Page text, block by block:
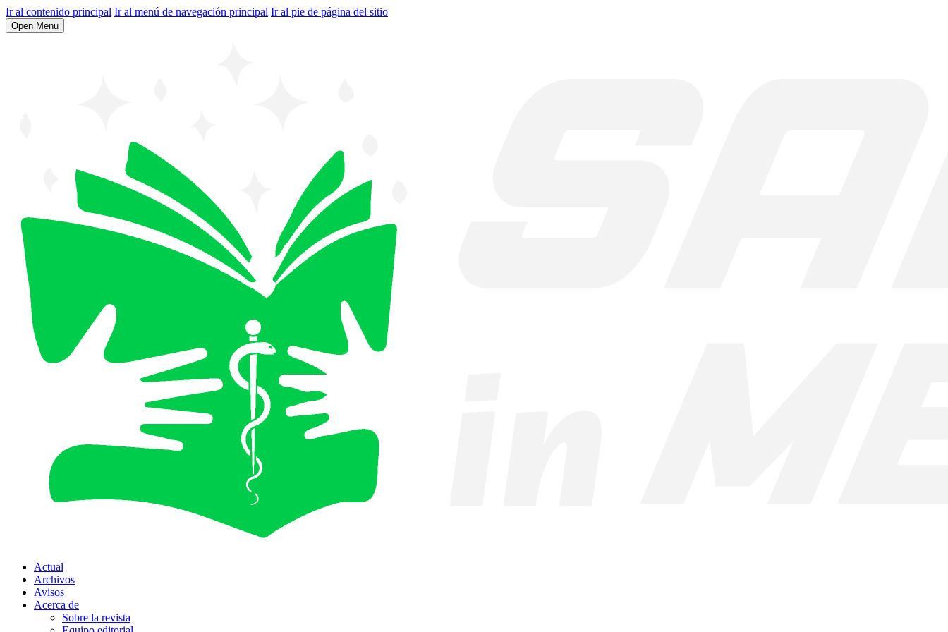
Ir al contenido principal Ir al menú de navegación principal Ir al pie de página del sitio
Open Menu
Actual
Archivos
Avisos
Acerca de
Sobre la revista